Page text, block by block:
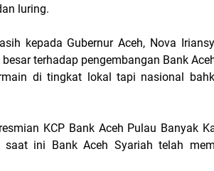
luring.
kepada Gubernur Aceh, Nova
terhadap pengembangan Bank
di tingkat lokal tapi nasional
KCP Bank Aceh Pulau Banyak
saat ini Bank Aceh Syariah telah